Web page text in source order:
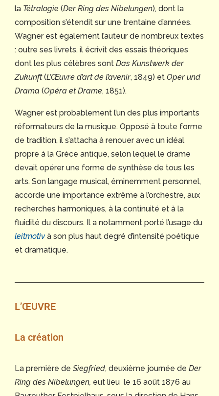
la Tétralogie (Der Ring des Nibelungen), dont la
composition s’étendit sur une trentaine d’années.
Wagner est également l’auteur de nombreux textes
: outre ses livrets, il écrivit des essais théoriques
dont les plus célèbres sont Das Kunstwerk der
Zukunft(L’Œuvre d’art de l’avenir, 1849) et Oper und
Drama (Opéra et Drame, 1851).
Wagner est probablement l’un des plus importants
réformateurs de la musique. Opposé à toute forme
de tradition, il s’attacha à renouer avec un idéal
propre à la Grèce antique, selon lequel le drame
devait opérer une forme de synthèse de tous les
arts. Son langage musical, éminemment personnel,
accorde une importance extrême à l’orchestre, aux
recherches harmoniques, à la continuité et à la
fluidité du discours. Il a notamment porté l’usage du
leitmotiv à son plus haut degré d’intensité poétique
et dramatique.
L’ŒUVRE
La création
La première de Siegfried, deuxième journée de Der
Ring des Nibelungen, eut lieu le 16 août 1876 au